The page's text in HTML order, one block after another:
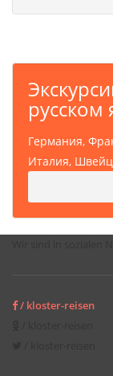
русском
Германия,
Италия,
/ kloster-reisen